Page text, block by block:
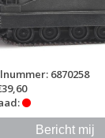
6870258
Bericht mij